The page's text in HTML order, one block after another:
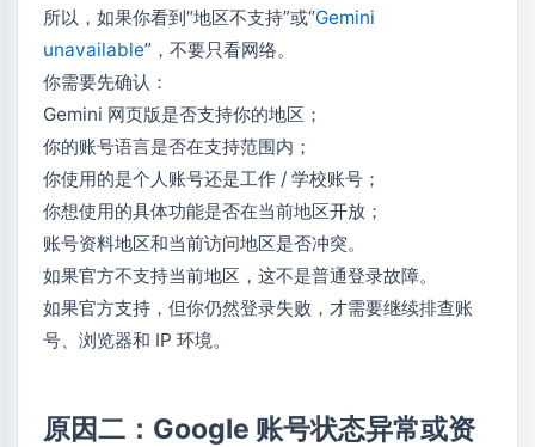
所以，如果你看到“地区不支持”或“Gemini
unavailable”，不要只看网络。
你需要先确认：
Gemini 网页版是否支持你的地区；
你的账号语言是否在支持范围内；
你使用的是个人账号还是工作 / 学校账号；
你想使用的具体功能是否在当前地区开放；
账号资料地区和当前访问地区是否冲突。
如果官方不支持当前地区，这不是普通登录故障。
如果官方支持，但你仍然登录失败，才需要继续排查账
号、浏览器和 IP 环境。
原因二：Google 账号状态异常或资